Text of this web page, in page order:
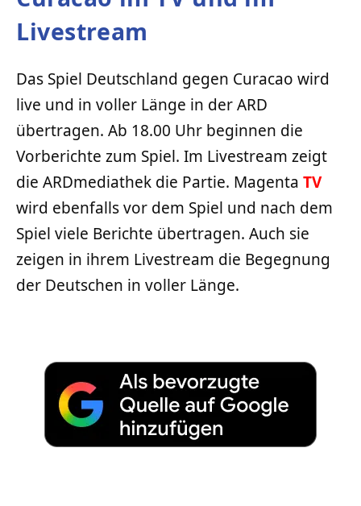
Livestream
Das Spiel Deutschland gegen Curacao wird
live und in voller Länge in der ARD
übertragen. Ab 18.00 Uhr beginnen die
Vorberichte zum Spiel. Im Livestream zeigt
die ARDmediathek die Partie. Magenta TV
wird ebenfalls vor dem Spiel und nach dem
Spiel viele Berichte übertragen. Auch sie
zeigen in ihrem Livestream die Begegnung
der Deutschen in voller Länge.